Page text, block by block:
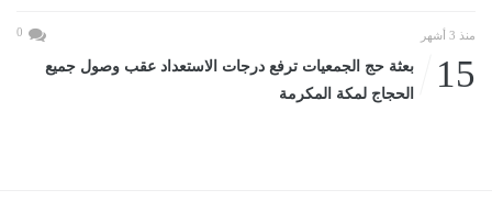
منذ 3 أشهر 0
15
بعثة حج الجمعيات ترفع درجات الاستعداد عقب وصول جميع
الحجاج لمكة المكرمة